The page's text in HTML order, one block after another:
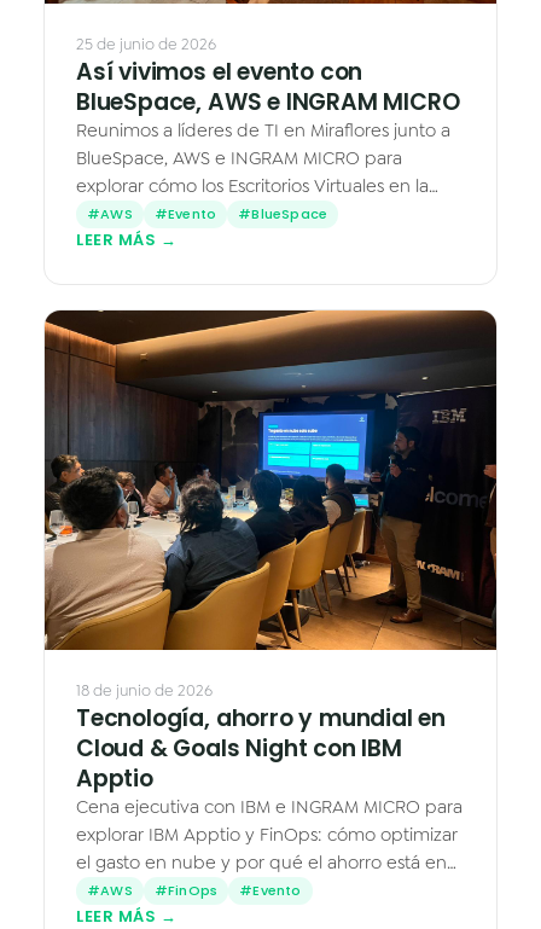
25 de junio de 2026
Así vivimos el evento con
BlueSpace, AWS e INGRAM MICRO
Reunimos a líderes de TI en Miraflores junto a
BlueSpace, AWS e INGRAM MICRO para
explorar cómo los Escritorios Virtuales en la
nube transforman la manera en que trabajan
los equipos — desde $27 por…
#AWS #Evento #BlueSpace
LEER MÁS →
Caleidos
18 de junio de 2026
Tecnología, ahorro y mundial en
Cloud & Goals Night con IBM
Apptio
Cena ejecutiva con IBM e INGRAM MICRO para
explorar IBM Apptio y FinOps: cómo optimizar
el gasto en nube y por qué el ahorro está en
lo que ya pagas y no usas.
#AWS #FinOps #Evento
LEER MÁS →